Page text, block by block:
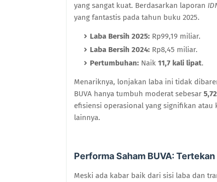
yang sangat kuat. Berdasarkan laporan
yang fantastis pada tahun buku 2025.
Laba Bersih 2025: Rp99,19 miliar.
Laba Bersih 2024: Rp8,45 miliar.
Pertumbuhan: Naik 11,7 kali lipat.
Menariknya, lonjakan laba ini tidak
BUVA hanya tumbuh moderat sebesar
efisiensi operasional yang signifikan
lainnya.
Performa Saham BUVA:
Meski ada kabar baik dari sisi laba dan